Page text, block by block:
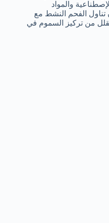
والمواد
تناول الفحم النشط مع
من تركيز السموم في